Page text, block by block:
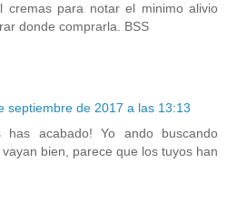
cremas para notar el minimo alivio
donde comprarla. BSS
septiembre de 2017 a las 13:13
has acabado! Yo ando buscando
bien, parece que los tuyos han